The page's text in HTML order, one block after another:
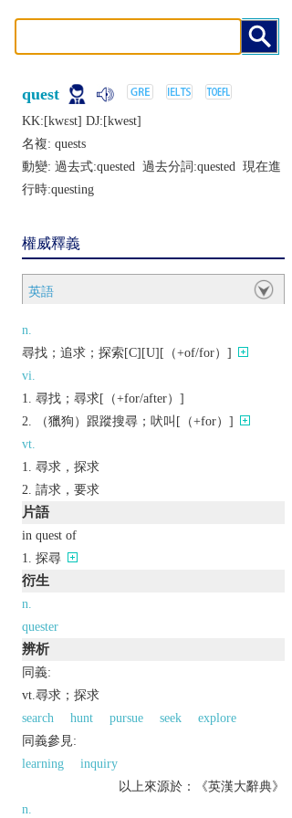
quest
KK:[kwɛst] DJ:[kwеst]
名複: quests
動變: 過去式:quested 過去分詞:quested 現在進
行時:questing
權威釋義
英語
n.
尋找；追求；探索[C][U][（+of/for）]
vi.
尋找；尋求[（+for/after）]
（獵狗）跟蹤搜尋；吠叫[（+for）]
vt.
尋求，探求
請求，要求
片語
in quest of
探尋
衍生
n.
quester
辨析
同義:
vt.尋求；探求
search
hunt pursue seek
explore
同義參見:
learning
inquiry
以上來源於：《英漢大辭典》
n.